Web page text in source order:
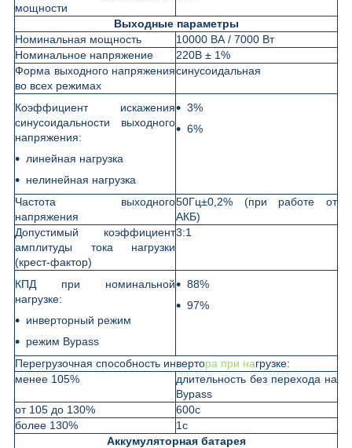
мощности
Выходные параметры
Номинальная мощность
10000 ВА / 7000 Вт
Номинальное напряжение
220В ± 1%
Форма выходного напряжения
во всех режимах
синусоидальная
Коэффициент искажения
синусоидальности выходного
напряжения:
линейная нагрузка
нелинейная нагрузка
3%
6%
Частота выходного
напряжения
50Гц±0,2% (при работе от
АКБ)
Допустимый коэффициент
амплитуды тока нагрузки
(крест-фактор)
3:1
КПД при номинальной
нагрузке:
инверторный режим
режим Bypass
88%
97%
Перегрузочная способность инвертора при нагрузке:
менее 105%
длительность без перехода на
Bypass
от 105 до 130%
600с
более 130%
1с
Аккумуляторная батарея